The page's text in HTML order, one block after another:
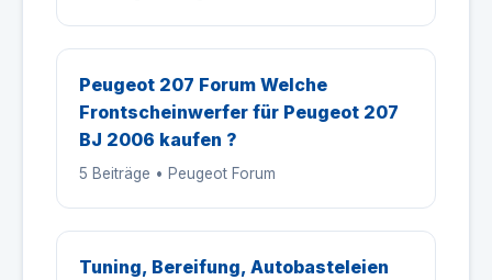
Peugeot 207 Forum Welche
Frontscheinwerfer für Peugeot 207
BJ 2006 kaufen ?
5 Beiträge • Peugeot Forum
Tuning, Bereifung, Autobasteleien